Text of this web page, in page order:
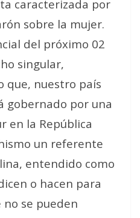
caracterizada por
sobre la mujer.
del próximo 02
singular,
que, nuestro país
gobernado por una
en la República
un referente
entendido como
o hacen para
se pueden